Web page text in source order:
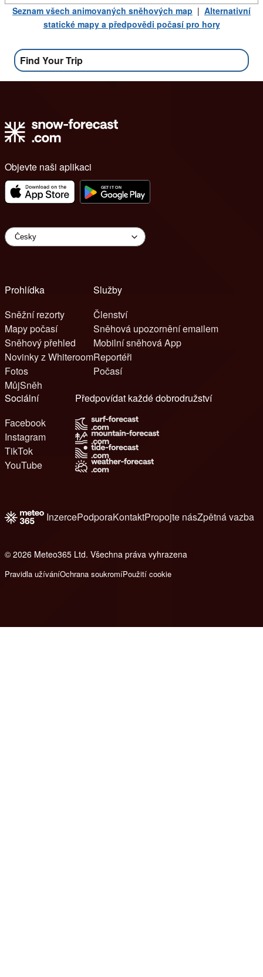
Seznam všech animovaných sněhových map | Alternativní
statické mapy a předpovědi počasí pro hory
Find Your Trip
Objevte naši aplikaci
Prohlídka
Sněžní rezorty
Mapy počasí
Sněhový přehled
Novinky z Whiteroom
Fotos
MůjSněh
Služby
Členství
Sněhová upozornění emailem
Mobilní sněhová App
Reportéři
Počasí
Sociální
Facebook
Instagram
TikTok
YouTube
Předpovídat každé dobrodružství
InzercePodporaKontaktPropojte násZpětná vazba
© 2026 Meteo365 Ltd. Všechna práva vyhrazena
Pravidla užíváníOchrana soukromíPoužití cookie